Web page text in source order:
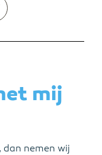
mij
dan nemen wij